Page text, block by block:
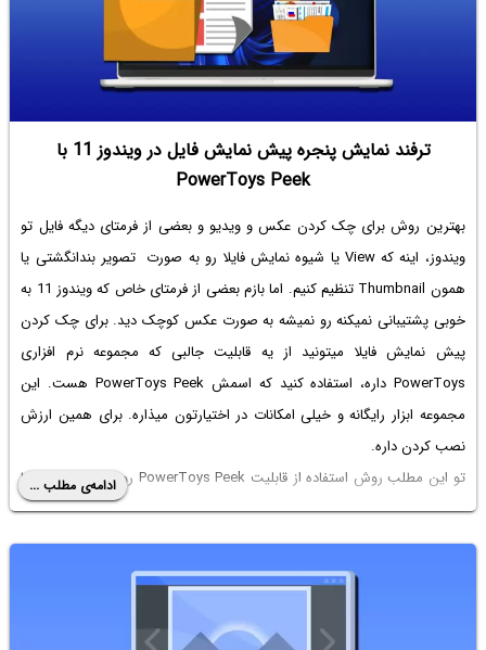
ترفند نمایش پنجره پیش نمایش فایل در ویندوز 11 با
PowerToys Peek
بهترین روش برای چک کردن عکس و ویدیو و بعضی از فرمتای دیگه فایل تو
ویندوز، اینه که View‌ یا شیوه نمایش فایلا رو به صورت تصویر بندانگشتی یا
همون Thumbnail تنظیم کنیم. اما بازم بعضی از فرمتای خاص که ویندوز 11 به
خوبی پشتیبانی نمیکنه رو نمیشه به صورت عکس کوچک دید. برای چک کردن
پیش نمایش فایلا میتونید از یه قابلیت جالبی که مجموعه نرم افزاری
PowerToys داره، استفاده کنید که اسمش PowerToys Peek هست. این
مجموعه ابزار رایگانه و خیلی امکانات در اختیارتون میذاره. برای همین ارزش
نصب کردن داره.
تو این مطلب روش استفاده از قابلیت PowerToys Peek رو توضیح میدیم. با
ساده‌گو همراه باشید.
ادامه‌ی مطلب ...